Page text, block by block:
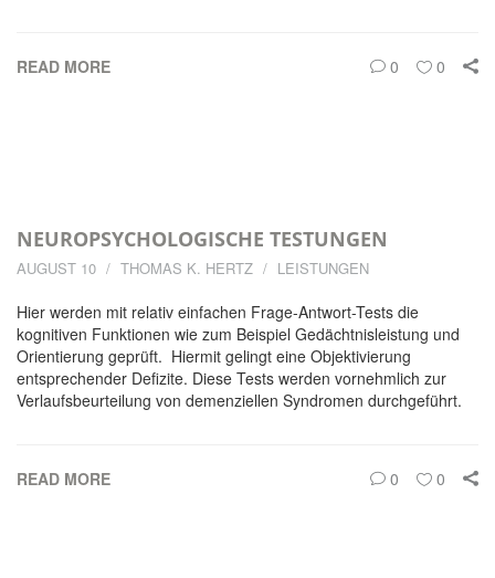
READ MORE 0 0
NEUROPSYCHOLOGISCHE TESTUNGEN
AUGUST 10 THOMAS K. HERTZ LEISTUNGEN
Hier werden mit relativ einfachen Frage-Antwort-Tests die
kognitiven Funktionen wie zum Beispiel Gedächtnisleistung und
Orientierung geprüft. Hiermit gelingt eine Objektivierung
entsprechender Defizite. Diese Tests werden vornehmlich zur
Verlaufsbeurteilung von demenziellen Syndromen durchgeführt.
READ MORE 0 0